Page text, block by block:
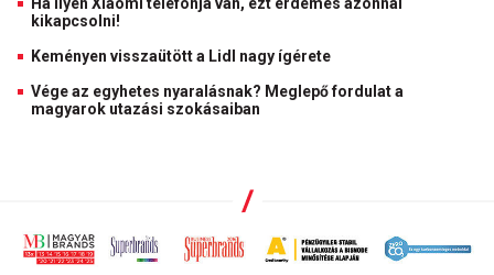
kikapcsolni!
Keményen visszaütött a Lidl nagy ígérete
Vége az egyhetes nyaralásnak? Meglepő fordulat a
magyarok utazási szokásaiban